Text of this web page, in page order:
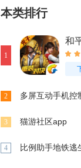
本类排行
1
和
app
2
多屏互动手机控
3 猫游社区app
4 比例助手地铁逃